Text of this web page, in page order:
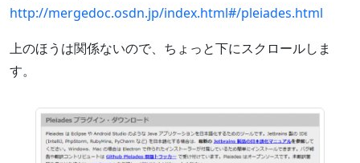
http://mergedoc.osdn.jp/index.html#/pleiades.html
上のほうは関係ないので、ちょっと下にスクロールしま
す。